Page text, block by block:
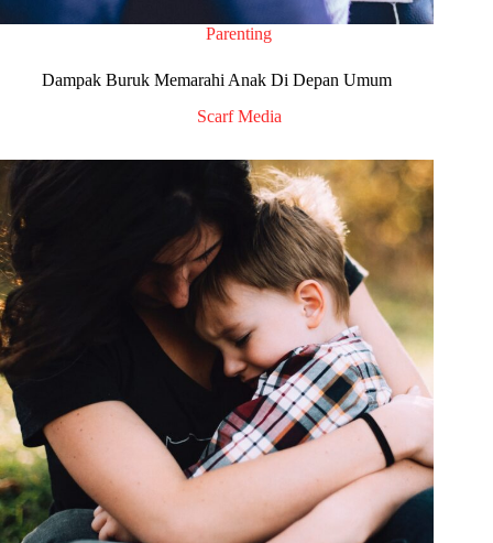
Parenting
Dampak Buruk Memarahi Anak Di Depan Umum
Scarf Media